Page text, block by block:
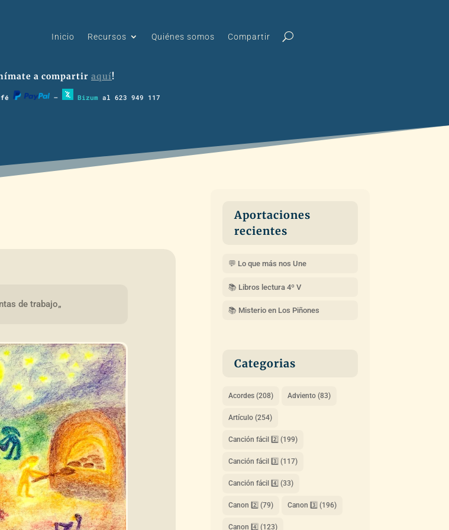
Inicio Recursos Quiénes somos Compartir
a compartir aquí!
– Bizum al 623 949 117
de trabajo„
Aportaciones
recientes
💬 Lo que más nos Une
📚 Libros lectura 4º V
📚 Misterio en Los Piñones
Categorias
Acordes(208) Adviento(83)
Artículo(254)
Canción fácil 2️⃣ (199)
Canción fácil 3️⃣ (117)
Canción fácil 4️⃣ (33)
Canon 2️⃣ (79) Canon 3️⃣ (196)
Canon 4️⃣ (123)